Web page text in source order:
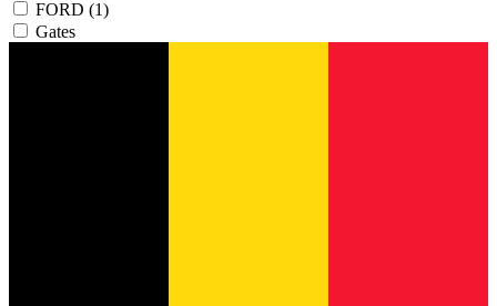
FORD (1)
Gates